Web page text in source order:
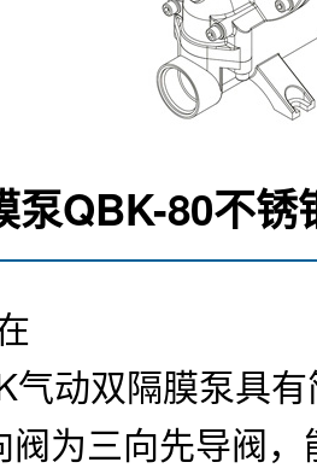
泵QBK-80不
动双隔膜泵具有
三向先导阀，